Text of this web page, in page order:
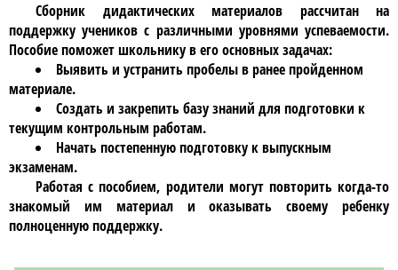
Сборник дидактических материалов рассчитан на
поддержку учеников с различными уровнями успеваемости.
Пособие поможет школьнику в его основных задачах:
Выявить и устранить пробелы в ранее пройденном
материале.
Создать и закрепить базу знаний для подготовки к
текущим контрольным работам.
Начать постепенную подготовку к выпускным
экзаменам.
Работая с пособием, родители могут повторить когда-то
знакомый им материал и оказывать своему ребенку
полноценную поддержку.